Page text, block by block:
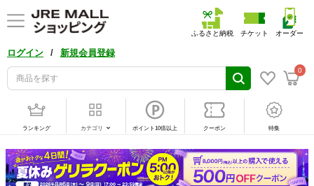
ログイン / 新規会員登録
0
ふるさと納税 チケット オーダー
ランキング カテゴリ ポイント10倍以上 クーポン 特集